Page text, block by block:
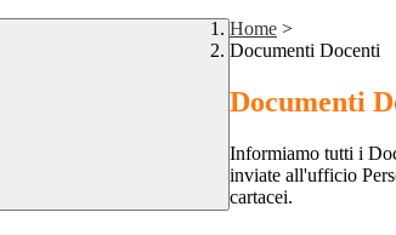
Home >
Documenti Docenti
Documenti
Informiamo tutti i
inviate all'ufficio
cartacei.